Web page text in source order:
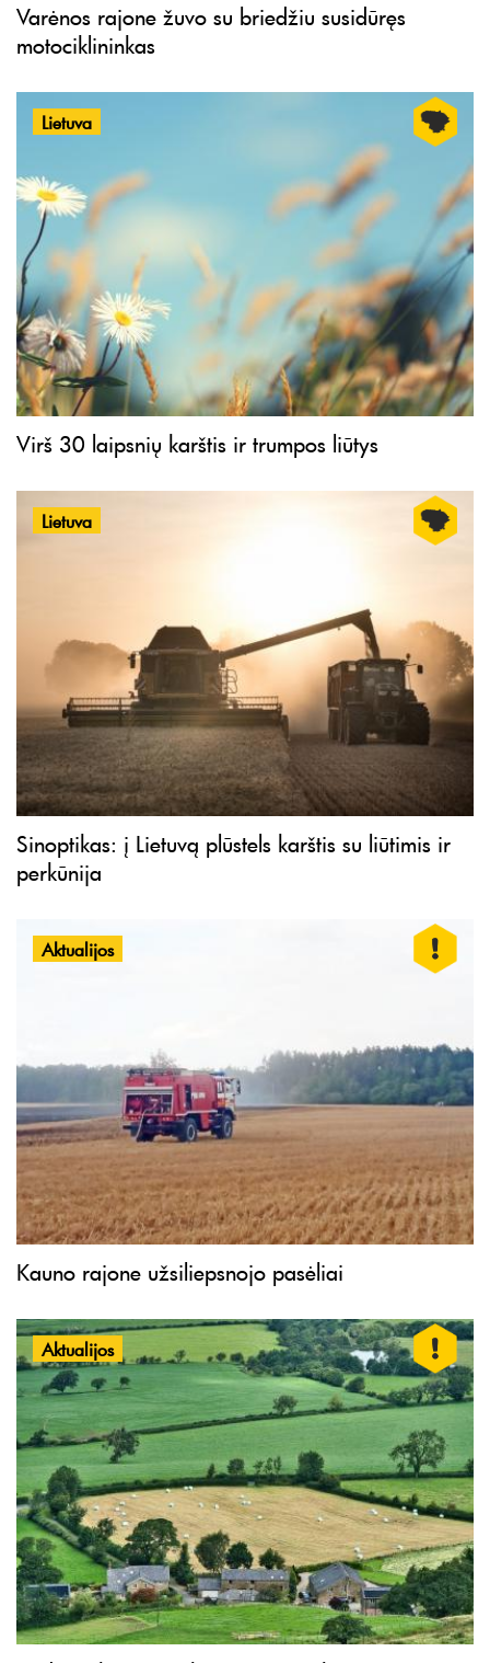
Varėnos rajone žuvo su briedžiu susidūręs
motociklininkas
Lietuva
Virš 30 laipsnių karštis ir trumpos liūtys
Lietuva
Sinoptikas: į Lietuvą plūstels karštis su liūtimis ir
perkūnija
Aktualijos
Kauno rajone užsiliepsnojo pasėliai
Aktualijos